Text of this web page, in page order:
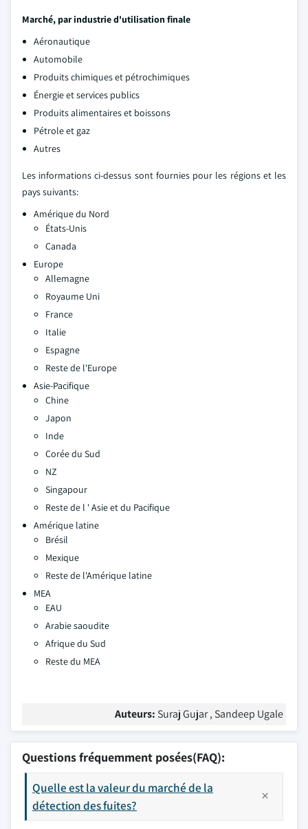
Marché, par industrie d'utilisation finale
Aéronautique
Automobile
Produits chimiques et pétrochimiques
Énergie et services publics
Produits alimentaires et boissons
Pétrole et gaz
Autres
Les informations ci-dessus sont fournies pour les régions et les
pays suivants:
Amérique du Nord
États-Unis
Canada
Europe
Allemagne
Royaume Uni
France
Italie
Espagne
Reste de l'Europe
Asie-Pacifique
Chine
Japon
Inde
Corée du Sud
NZ
Singapour
Reste de l ' Asie et du Pacifique
Amérique latine
Brésil
Mexique
Reste de l'Amérique latine
MEA
EAU
Arabie saoudite
Afrique du Sud
Reste du MEA
Auteurs: Suraj Gujar , Sandeep Ugale
Questions fréquemment posées(FAQ):
Quelle est la valeur du marché de la
détection des fuites?